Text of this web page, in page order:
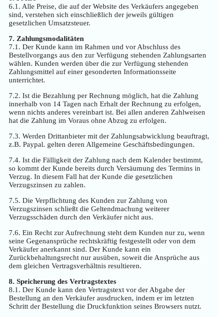
6.1. Alle Preise, die auf der Website des Verkäufers angegeben
sind, verstehen sich einschließlich der jeweils gültigen
gesetzlichen Umsatzsteuer.
7. Zahlungsmodalitäten
7.1. Der Kunde kann im Rahmen und vor Abschluss des
Bestellvorgangs aus den zur Verfügung stehenden Zahlungsarten
wählen. Kunden werden über die zur Verfügung stehenden
Zahlungsmittel auf einer gesonderten Informationsseite
unterrichtet.
7.2. Ist die Bezahlung per Rechnung möglich, hat die Zahlung
innerhalb von 14 Tagen nach Erhalt der Rechnung zu erfolgen,
wenn nichts anderes vereinbart ist. Bei allen anderen Zahlweisen
hat die Zahlung im Voraus ohne Abzug zu erfolgen.
7.3. Werden Drittanbieter mit der Zahlungsabwicklung beauftragt,
z.B. Paypal. gelten deren Allgemeine Geschäftsbedingungen.
7.4. Ist die Fälligkeit der Zahlung nach dem Kalender bestimmt,
so kommt der Kunde bereits durch Versäumung des Termins in
Verzug. In diesem Fall hat der Kunde die gesetzlichen
Verzugszinsen zu zahlen.
7.5. Die Verpflichtung des Kunden zur Zahlung von
Verzugszinsen schließt die Geltendmachung weiterer
Verzugsschäden durch den Verkäufer nicht aus.
7.6. Ein Recht zur Aufrechnung steht dem Kunden nur zu, wenn
seine Gegenansprüche rechtskräftig festgestellt oder von dem
Verkäufer anerkannt sind. Der Kunde kann ein
Zurückbehaltungsrecht nur ausüben, soweit die Ansprüche aus
dem gleichen Vertragsverhältnis resultieren.
8. Speicherung des Vertragstextes
8.1. Der Kunde kann den Vertragstext vor der Abgabe der
Bestellung an den Verkäufer ausdrucken, indem er im letzten
Schritt der Bestellung die Druckfunktion seines Browsers nutzt.